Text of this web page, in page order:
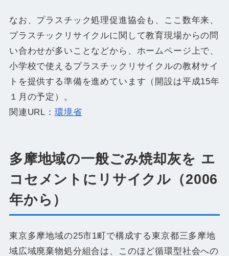
なお、プラスチック処理促進協会も、ここ数年来、
プラスチックリサイクルに関して教育現場からの問
い合わせが多いことなどから、ホームページ上で、
小学校で使えるプラスチックリサイクルの教材サイ
トを提供する準備を進めています（開設は平成15年
１月の予定）。
関連URL： 環境省
多摩地域の一般ごみ焼却灰を エ
コセメントにリサイクル（2006
年から）
東京多摩地域の25市1町で構成する東京都三多摩地
域広域廃棄物処分組合は、このほど循環型社会への